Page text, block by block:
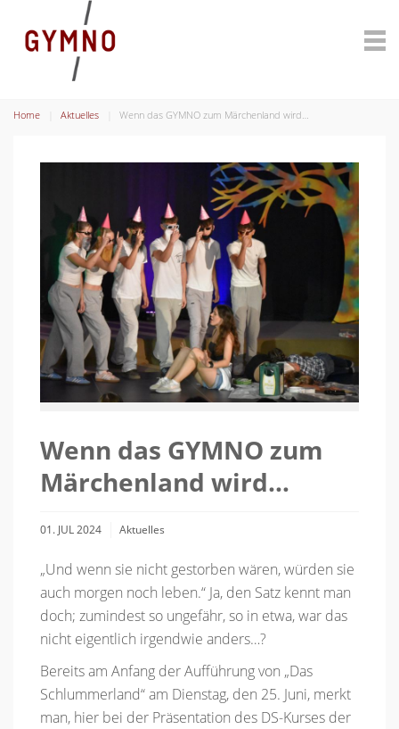
Home Aktuelles Wenn das GYMNO zum Märchenland wird…
Wenn das GYMNO zum
Märchenland wird…
01. JUL 2024 Aktuelles
„Und wenn sie nicht gestorben wären, würden sie
auch morgen noch leben.“ Ja, den Satz kennt man
doch; zumindest so ungefähr, so in etwa, war das
nicht eigentlich irgendwie anders…?
Bereits am Anfang der Aufführung von „Das
Schlummerland“ am Dienstag, den 25. Juni, merkt
man, hier bei der Präsentation des DS-Kurses der